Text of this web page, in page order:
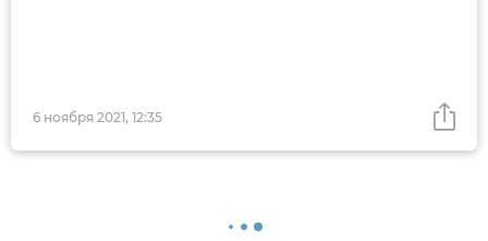
6 ноября 2021, 12:35